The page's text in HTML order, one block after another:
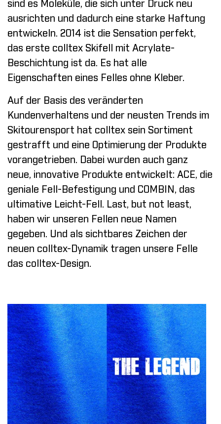
sind es Moleküle, die sich unter Druck neu
ausrichten und dadurch eine starke Haftung
entwickeln. 2014 ist die Sensation perfekt,
das erste colltex Skifell mit Acrylate-
Beschichtung ist da. Es hat alle
Eigenschaften eines Felles ohne Kleber.
Auf der Basis des veränderten
Kundenverhaltens und der neusten Trends im
Skitourensport hat colltex sein Sortiment
gestrafft und eine Optimierung der Produkte
vorangetrieben. Dabei wurden auch ganz
neue, innovative Produkte entwickelt: ACE, die
geniale Fell-Befestigung und COMBIN, das
ultimative Leicht-Fell. Last, but not least,
haben wir unseren Fellen neue Namen
gegeben. Und als sichtbares Zeichen der
neuen colltex-Dynamik tragen unsere Felle
das colltex-Design.